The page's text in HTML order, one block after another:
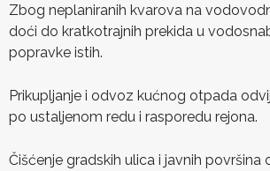
Zbog neplaniranih kvarova na
doći do kratkotrajnih prekida u
popravke istih.
Prikupljanje i odvoz kućnog otpada
po ustaljenom redu i rasporedu rejona.
Čišćenje gradskih ulica i javnih površina